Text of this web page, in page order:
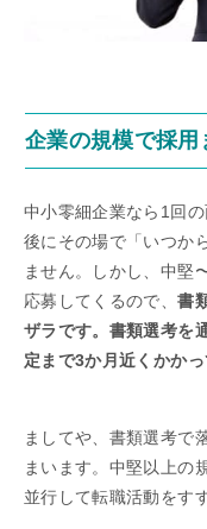
企業の規模で採
中小零細企業なら1回
後にその場で「いつか
ません。しかし、中堅
応募してくるので、書
ザラです。書類選考を
定まで3か月近くかかっ
ましてや、書類選考で
まいます。中堅以上の
並行して転職活動をす